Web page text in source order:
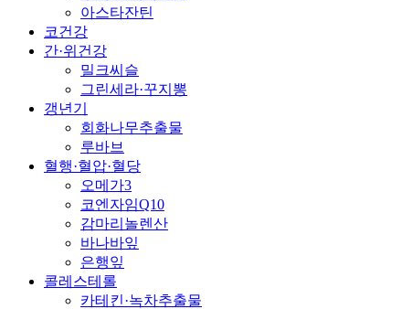
아스타잔틴
코건강
간·위건강
밀크씨슬
그린세라·꾸지뽕
갱년기
회화나무추출물
루바브
혈행·혈압·혈당
오메가3
코엔자임Q10
감마리놀렌산
바나바잎
은행잎
콜레스테롤
카테킨·녹차추출물